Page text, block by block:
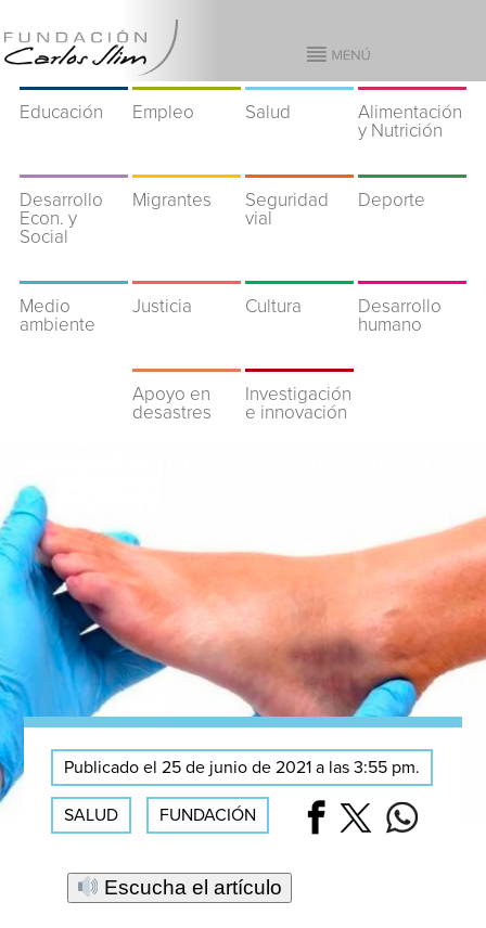
Educación Empleo Salud
Alimentación
y Nutrición
Desarrollo
Econ. y
Social
Migrantes
Seguridad
vial
Deporte
Medio
ambiente
Justicia Cultura
Desarrollo
humano
Apoyo en
desastres
Investigación
e innovación
Publicado el 25 de junio de 2021 a las 3:55 pm.
SALUD FUNDACIÓN
Escucha el artículo